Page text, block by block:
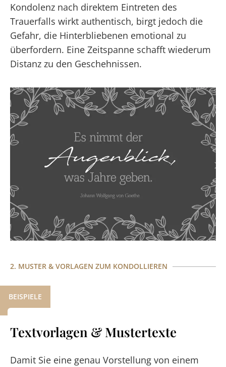
Kondolenz nach direktem Eintreten des
Trauerfalls wirkt authentisch, birgt jedoch die
Gefahr, die Hinterbliebenen emotional zu
überfordern. Eine Zeitspanne schafft wiederum
Distanz zu den Geschehnissen.
2. MUSTER & VORLAGEN ZUM KONDOLLIEREN
BEISPIELE
Textvorlagen & Mustertexte
Damit Sie eine genau Vorstellung von einem